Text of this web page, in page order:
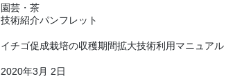
園芸・茶
技術紹介パンフレット
イチゴ促成栽培の収穫期間拡大技術利用マニュアル
2020年3月 2日